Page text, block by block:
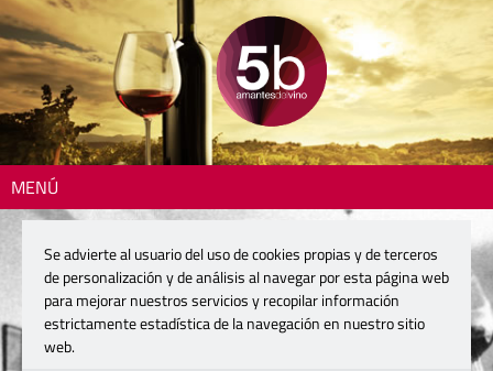
MENÚ
Se advierte al usuario del uso de cookies propias y de terceros
de personalización y de análisis al navegar por esta página web
para mejorar nuestros servicios y recopilar información
estrictamente estadística de la navegación en nuestro sitio
web.